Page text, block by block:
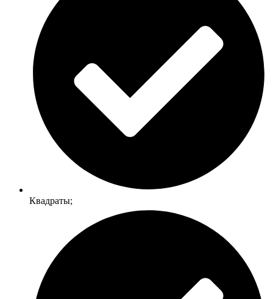
Квадраты;